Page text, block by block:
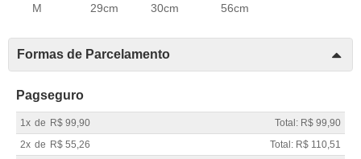
M 29cm 30cm 56cm
Formas de Parcelamento
Pagseguro
1x de R$ 99,90
Total: R$ 99,90
2x de R$ 55,26
Total: R$ 110,51